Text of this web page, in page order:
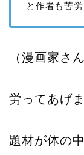
と作者も苦
（漫画家さ
労ってあげ
題材が体の